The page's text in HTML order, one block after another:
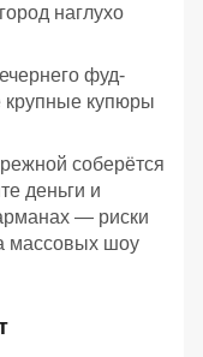
наглухо
фуд-
крупные купюры
соберётся
деньги и
— риски
массовых шоу